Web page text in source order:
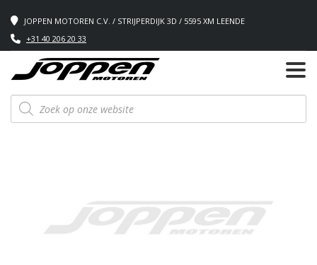
JOPPEN MOTOREN C.V. / STRIJPERDIJK 3D / 5595 XM LEENDE
+31 40 206 20 33
Producten
zoeken